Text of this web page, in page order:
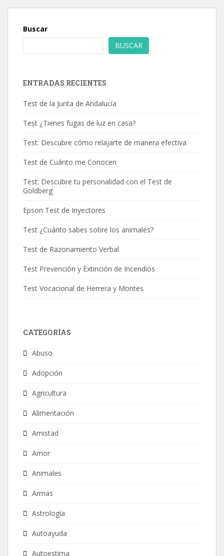
Buscar
BUSCAR
ENTRADAS RECIENTES
Test de la Junta de Andalucía
Test ¿Tienes fugas de luz en casa?
Test: Descubre cómo relajarte de manera efectiva
Test de Cuánto me Conocen
Test: Descubre tu personalidad con el Test de
Goldberg
Epson Test de Inyectores
Test ¿Cuánto sabes sobre los animales?
Test de Razonamiento Verbal
Test Prevención y Extinción de Incendios
Test Vocacional de Herrera y Montes
CATEGORÍAS
Abuso
Adopción
Agricultura
Alimentación
Amistad
Amor
Animales
Armas
Astrología
Autoayuda
Autoestima